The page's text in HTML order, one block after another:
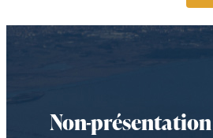
Non-